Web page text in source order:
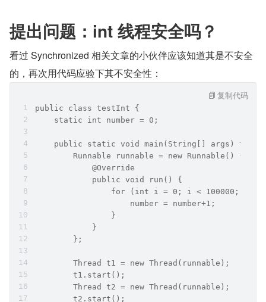
提出问题：int 线程安全吗？
看过 Synchronized 相关文章的小伙伴应该知道其是不安全
的，再次用代码应验下其不安全性：
public class testInt {
    static int number = 0;
public static void main(String[] args)
        Runnable runnable = new Runnable() {
            @Override
            public void run() {
for (int i = 0; i < 100000; i++)
                    number = number+1;
                }
            }
        };
        Thread t1 = new Thread(runnable);
        t1.start();
        Thread t2 = new Thread(runnable);
        t2.start();
复制代码